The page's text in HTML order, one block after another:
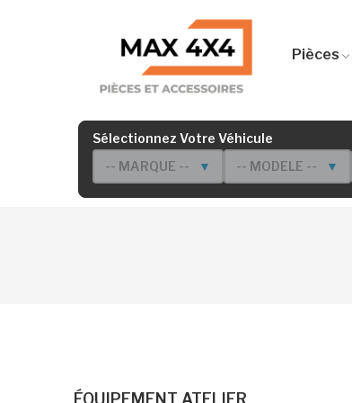
Pièces
Sélectionnez Votre Véhicule
-- MARQUE --
▼ -- MODELE -- ▼
ÉQUIPEMENT ATELIER